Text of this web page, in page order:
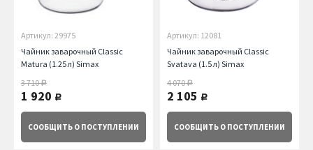
Артикул: 29975
Чайник заварочный Classic
Matura (1.25 л) Simax
3 710руб.
1 920 руб.
СООБЩИТЬ О ПОСТУПЛЕНИИ
Артикул: 12081
Чайник заварочный Classic
Svatava (1.5 л) Simax
4 070руб.
2 105 руб.
СООБЩИТЬ О ПОСТУПЛЕНИИ